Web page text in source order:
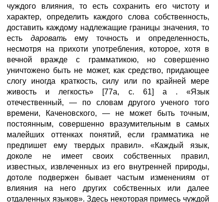
чуждого влияния, то есть сохранить его чистоту и
характер, определить каждого слова собственность,
доставить каждому надлежащие границы значения, то
есть дароватьему точность и определенность,
несмотря на прихоти употребления, которое, хотя в
вечной вражде с грамматикою, но совершенно
уничтожено быть не может, как средство, придающее
слогу иногда краткость, силу или по крайней мере
живость и легкость» [77а, с. 61] а . «Язык
отечественный, — по словам другого ученого того
времени, Каченовского, — не может быть точным,
постоянным, совершенно вразумительным в самых
малейших оттенках понятий, если грамматика не
предпишет ему твердых правил». «Каждый язык,
доколе не имеет своих собственных правил,
известных, извлеченных из его внутренней природы,
дотоле подвержен бывает частым изменениям от
влияния на него других собственных или далее
отдаленных языков». Здесь некоторая примесь чуждой